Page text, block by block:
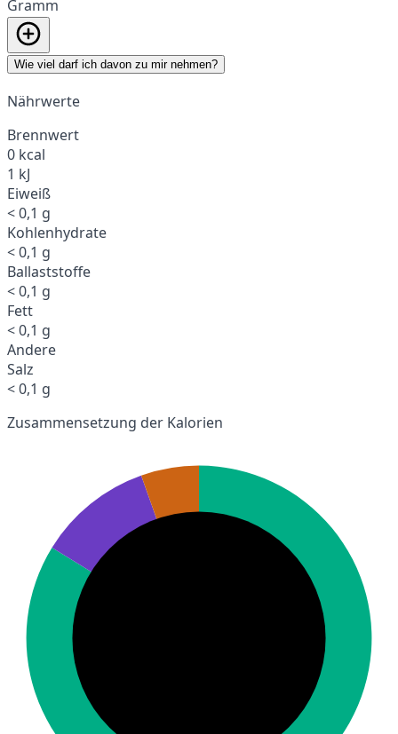
Gramm
Wie viel darf ich davon zu mir nehmen?
Nährwerte
Brennwert
0 kcal
1 kJ
Eiweiß
< 0,1 g
Kohlenhydrate
< 0,1 g
Ballaststoffe
< 0,1 g
Fett
< 0,1 g
Andere
Salz
< 0,1 g
Zusammensetzung der Kalorien